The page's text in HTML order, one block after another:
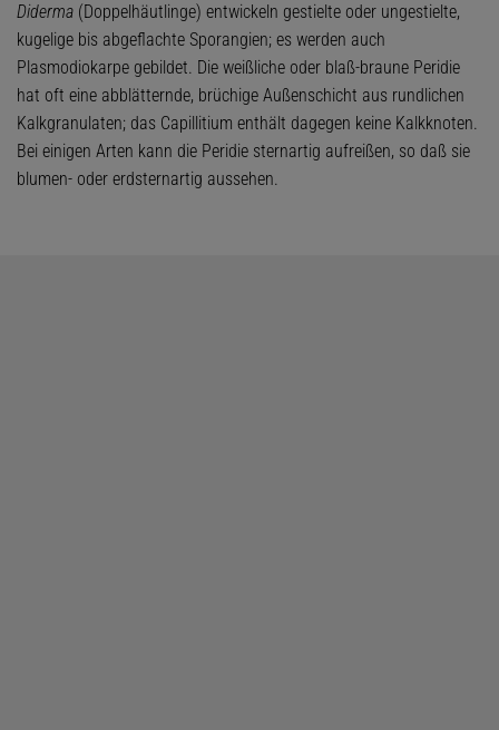
Diderma (Doppelhäutlinge) entwickeln gestielte oder ungestielte,
kugelige bis abgeflachte Sporangien; es werden auch
Plasmodiokarpe gebildet. Die weißliche oder blaß-braune Peridie
hat oft eine abblätternde, brüchige Außenschicht aus rundlichen
Kalkgranulaten; das Capillitium enthält dagegen keine Kalkknoten.
Bei einigen Arten kann die Peridie sternartig aufreißen, so daß sie
blumen- oder erdsternartig aussehen.